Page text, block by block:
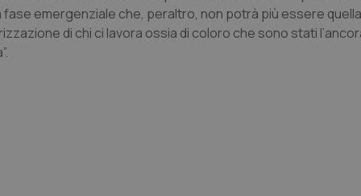
emergenziale che, peraltro, non potrà più essere
di chi ci lavora ossia di coloro che sono stati
scelte di consenso e privacy
interazione con il sito. Registra i
del visitatore riguardo a varie
impostazioni sulla privacy,